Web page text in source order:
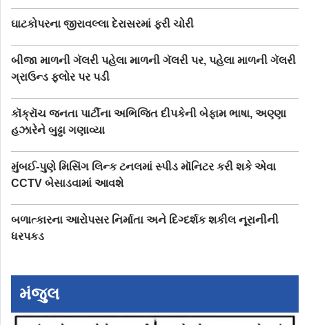
ઘાટકોપરના જીરાવલ્લા દેરાસરમાં ફરી ચોરી
બીજા માળની ગૅલરી પહેલા માળની ગૅલરી પર, પહેલા માળની ગૅલરી
ગ્રાઉન્ડ ફ્લોર પર પડી
કૉક્રૉચ જનતા પાર્ટીના અભિજિત દીપકેની બેફામ ભાષા, અણ્ણા
હઝારેને બુઢ્ઢા ગણાવ્યા
મુંબઈ-પુણે મિસિંગ લિન્ક ટનલમાં સ્પીડ મૉનિટર કરી શકે એવા
CCTV બેસાડવામાં આવશે
બળાત્કારના આરોપસર નિર્માતા અને દિગ્દર્શક શકીલ નૂરાનીની
ધરપકડ
મંજુલ